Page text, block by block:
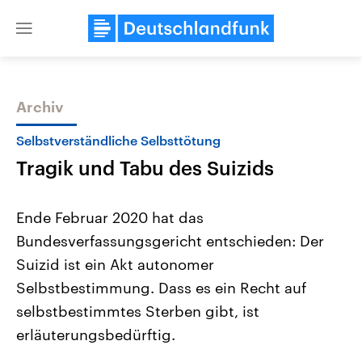
Close
Themen
Landtagswahl Sachsen-Anhalt
2026
Alle Informationen
Sachsen-Anhalt wählt am 6.
September 2026 einen neuen
Landtag. Seit 2021 wird das
Bundesland von einer Koalition aus
USA
Aktuelle Beiträge,
Hintergründe
Wirtschaftlich und
Archiv
Selbstverständliche Selbsttötung
Tragik und Tabu des Suizids
Ende Februar 2020 hat das
Bundesverfassungsgericht entschieden: Der
Suizid ist ein Akt autonomer
Selbstbestimmung. Dass es ein Recht auf
selbstbestimmtes Sterben gibt, ist
erläuterungsbedürftig.